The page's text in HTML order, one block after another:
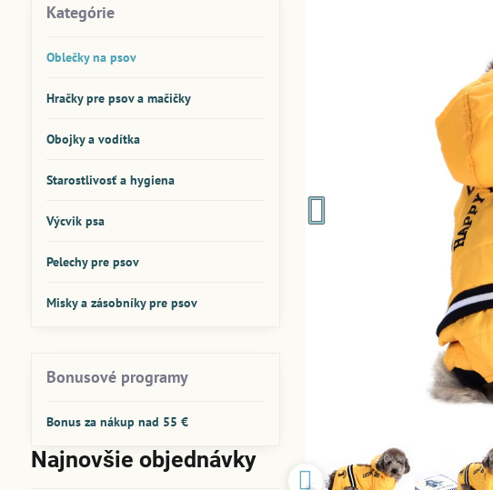
Kategórie
Oblečky na psov
Hračky pre psov a mačičky
Obojky a vodítka
Starostlivosť a hygiena
Výcvik psa
Pelechy pre psov
Misky a zásobníky pre psov
Bonusové programy
Bonus za nákup nad 55 €
Najnovšie objednávky